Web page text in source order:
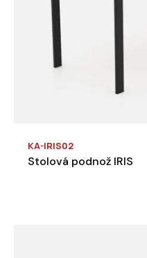
KA-IRIS02
Stolová podnož IRIS